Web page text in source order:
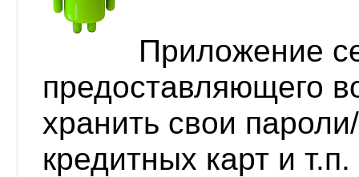
Приложение
предоставляющего
хранить свои
кредитных карт и т.п.